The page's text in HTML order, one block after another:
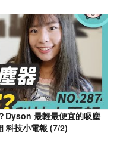
Dyson 最輕最便宜的吸塵
科技小電報 (7/2)